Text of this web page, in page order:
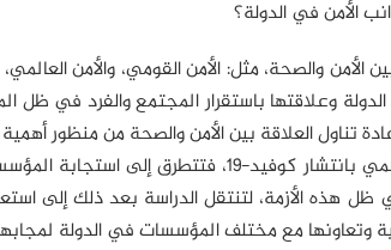
والصحة، مثل: الأمن القومي، والأمن العالمي،
وعلاقتها باستقرار المجتمع والفرد في ظل
الأمن، والحاجة إلى إعادة تناول العلاقة بين الأمن والصحة من
ثم تنتقل الدراسة لمناقشة المعيار الجيوسياسي والتأثر العالمي
ظل هذه الأزمة، لتنتقل الدراسة بعد ذلك إلى
وتعاونها مع مختلف المؤسسات في الدولة